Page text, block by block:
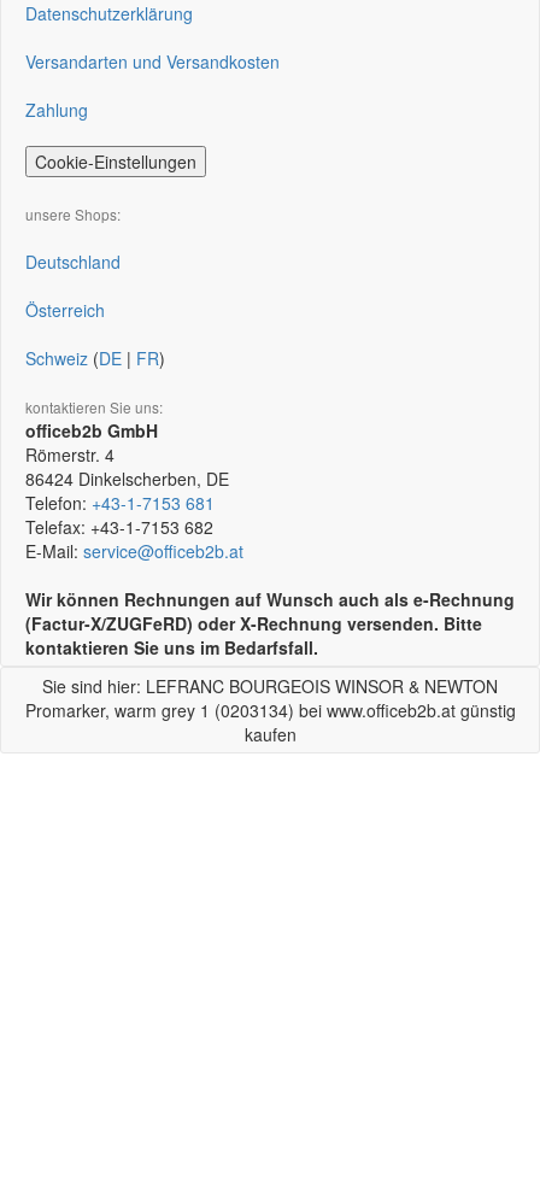
Datenschutzerklärung
Versandarten und Versandkosten
Zahlung
Cookie-Einstellungen
unsere Shops:
Deutschland
Österreich
Schweiz (DE | FR)
kontaktieren Sie uns:
officeb2b GmbH
Römerstr. 4
86424 Dinkelscherben, DE
Telefon: +43-1-7153 681
Telefax: +43-1-7153 682
E-Mail: service@officeb2b.at
Wir können Rechnungen auf Wunsch auch als e-Rechnung
(Factur-X/ZUGFeRD) oder X-Rechnung versenden. Bitte
kontaktieren Sie uns im Bedarfsfall.
Sie sind hier: LEFRANC BOURGEOIS WINSOR & NEWTON
Promarker, warm grey 1 (0203134) bei www.officeb2b.at günstig
kaufen